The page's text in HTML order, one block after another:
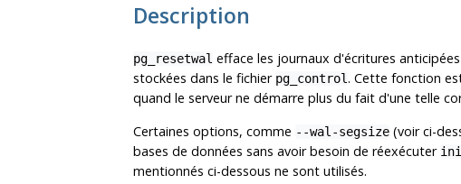
Description
pg_resetwal efface les journaux d'écritures
stockées dans le fichier pg_control. Cette fonction
quand le serveur ne démarre plus du fait d'une telle
Certaines options, comme --wal-segsize (voir ci-
bases de données sans avoir besoin de réexécuter
mentionnés ci-dessous ne sont utilisés.